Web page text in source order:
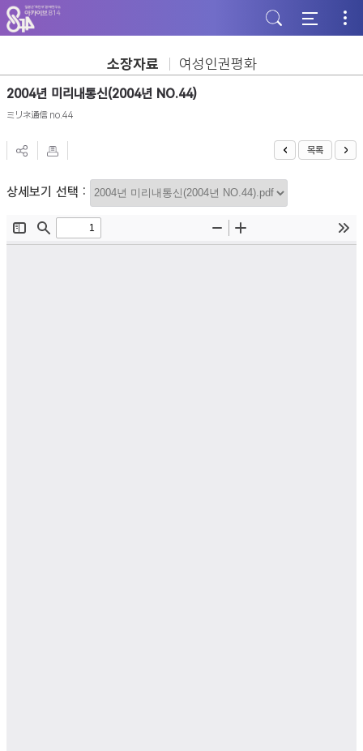
주
메
뉴
가
기
본
문
바
기
하
단
바
기
소장자료 여성인권평화
2004년 미리내통신(2004년 NO.44)
ミリネ通信 no.44
목록
상세보기 선택 :